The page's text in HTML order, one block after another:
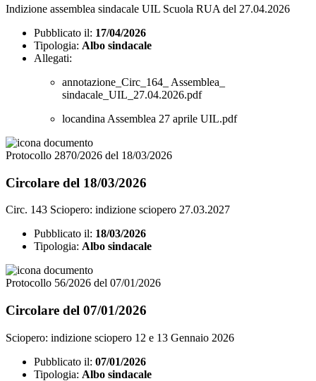
Indizione assemblea sindacale UIL Scuola RUA del 27.04.2026
Pubblicato il: 17/04/2026
Tipologia: Albo sindacale
Allegati:
annotazione_Circ_164_ Assemblea_
sindacale_UIL_27.04.2026.pdf
locandina Assemblea 27 aprile UIL.pdf
Protocollo 2870/2026 del 18/03/2026
Circolare del 18/03/2026
Circ. 143 Sciopero: indizione sciopero 27.03.2027
Pubblicato il: 18/03/2026
Tipologia: Albo sindacale
Protocollo 56/2026 del 07/01/2026
Circolare del 07/01/2026
Sciopero: indizione sciopero 12 e 13 Gennaio 2026
Pubblicato il: 07/01/2026
Tipologia: Albo sindacale